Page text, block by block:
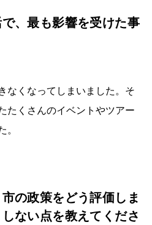
、最も影響を受けた事
なくなってしまいました。そ
たくさんのイベントやツアー
の政策をどう評価しま
ない点を教えてくださ